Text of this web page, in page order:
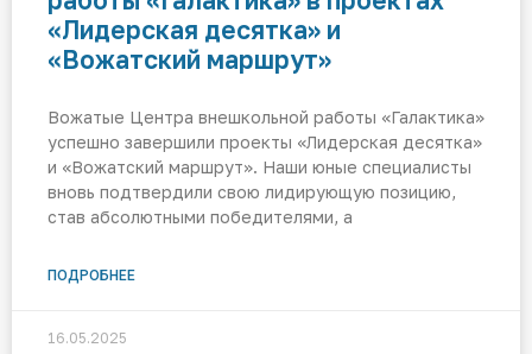
«Лидерская десятка» и
«Вожатский маршрут»
Вожатые Центра внешкольной работы «Галактика»
успешно завершили проекты «Лидерская десятка»
и «Вожатский маршрут». Наши юные специалисты
вновь подтвердили свою лидирующую позицию,
став абсолютными победителями, а
ПОДРОБНЕЕ
16.05.2025